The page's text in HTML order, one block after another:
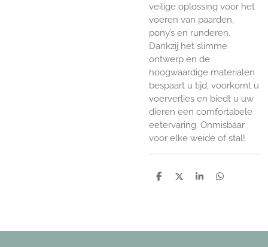
veilige oplossing voor het
voeren van paarden,
pony’s en runderen.
Dankzij het slimme
ontwerp en de
hoogwaardige materialen
bespaart u tijd, voorkomt u
voerverlies en biedt u uw
dieren een comfortabele
eetervaring. Onmisbaar
voor elke weide of stal!
D
D
S
D